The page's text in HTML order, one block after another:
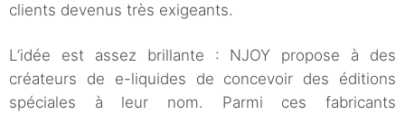
clients devenus très exigeants.
L’idée est assez brillante : NJOY propose à des
créateurs de e-liquides de concevoir des éditions
spéciales à leur nom. Parmi ces fabricants